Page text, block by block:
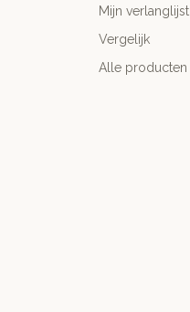
Mijn verlanglijst
Vergelijk
Alle producten